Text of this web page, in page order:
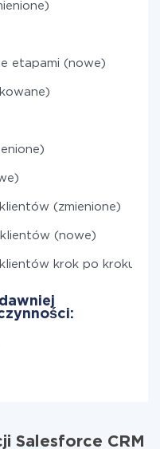
etapami (nowe)
(zmienione)
(nowe)
krok po kroku
Salesforce CRM